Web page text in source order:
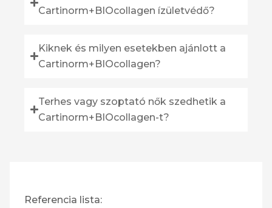
Cartinorm+BIOcollagen ízületvédő?
Kiknek és milyen esetekben ajánlott a
Cartinorm+BIOcollagen?
Terhes vagy szoptató nők szedhetik a
Cartinorm+BIOcollagen-t?
Referencia lista: